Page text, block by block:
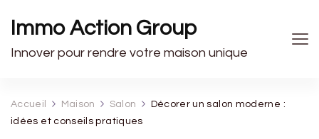
Immo Action Group
Innover pour rendre votre maison unique
Accueil Maison Salon
Décorer un salon moderne :
idées et conseils pratiques